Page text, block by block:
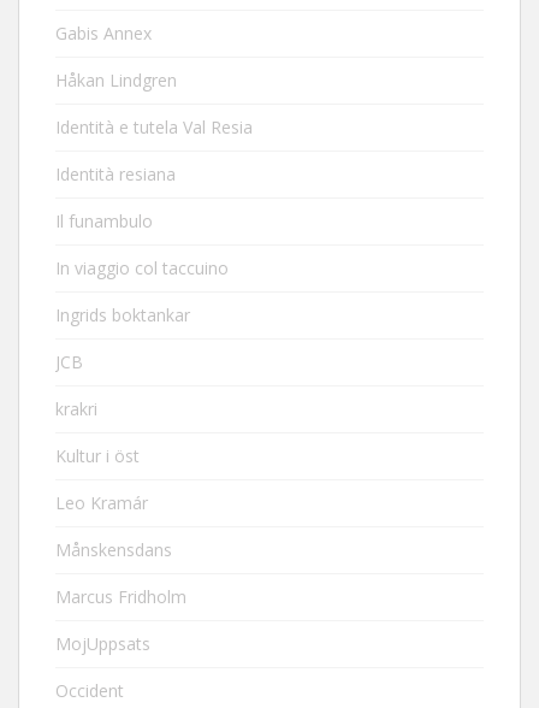
Gabis Annex
Håkan Lindgren
Identità e tutela Val Resia
Identità resiana
Il funambulo
In viaggio col taccuino
Ingrids boktankar
JCB
krakri
Kultur i öst
Leo Kramár
Månskensdans
Marcus Fridholm
MojUppsats
Occident